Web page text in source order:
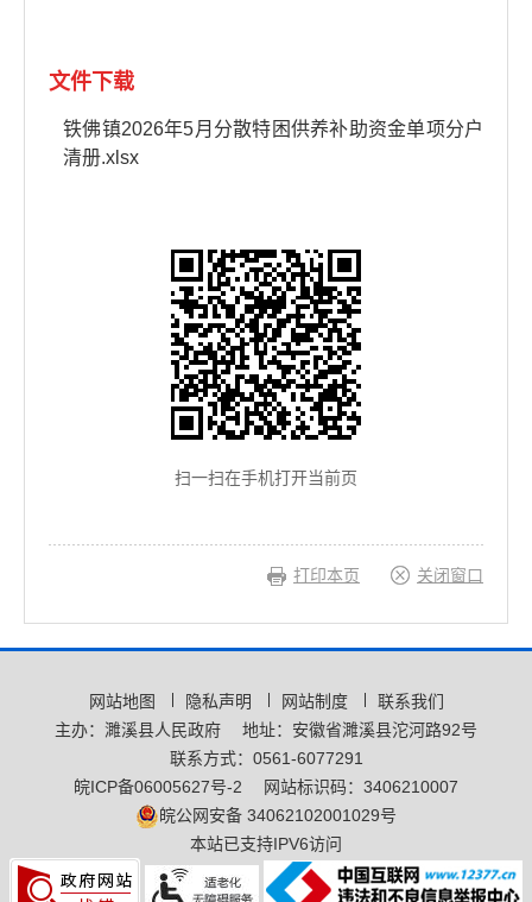
文件下载
铁佛镇2026年5月分散特困供养补助资金单项分户
清册.xlsx
扫一扫在手机打开当前页
打印本页 关闭窗口
网站地图 隐私声明 网站制度
联系我们
主办：濉溪县人民政府
地址：安徽省濉溪县沱河路92号
联系方式：0561-6077291
皖ICP备06005627号-2
网站标识码：3406210007
皖公网安备 34062102001029号
本站已支持IPV6访问